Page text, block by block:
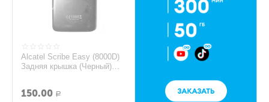
Alcatel Scribe Easy (8000D)
Задняя крышка (Черный)
150.00 Р